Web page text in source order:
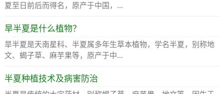
夏至日前后而得名，原产于中国，...
旱半夏是什么植物？
旱半夏是天南星科、半夏属多年生草本植物，学名半夏，别称地
文、蝎子草、麻芋果等，原产于中...
半夏种植技术及病害防治